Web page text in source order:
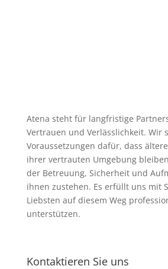
Atena steht für langfristige
Vertrauen und Verlässlichkeit. Wir
Voraussetzungen dafür, dass
ihrer vertrauten Umgebung
der Betreuung, Sicherheit und
ihnen zustehen. Es erfüllt uns mit
Liebsten auf diesem Weg
unterstützen.
Kontaktieren Sie uns